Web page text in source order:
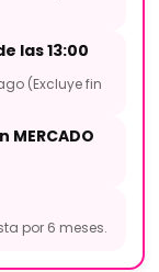
las 13:00
(Excluye fin
por 6 meses.